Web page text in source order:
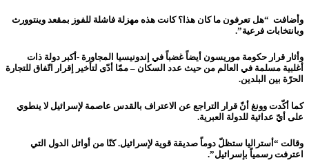
وأضافت “هل تعرفون ما كان هذا؟ كانت هذه مهزلة فاشلة للفوز بمقعد وينتوورث
وبانتخابات فرعية”.
وأثار قرار حكومة موريسون أيضاً غضباً في إندونيسيا المجاورة -أكبر دولة ذات
أغلبية مسلمة في العالم من حيث عدد السكان – ممّا أدّى لتأخير إقرار اتّفاق للتجارة
الحرّة بين البلدين.
كما أكّدت وونغ أنّ قرار التراجع عن الاعتراف بالقدس عاصمة لإسرائيل لا ينطوي
على أيّ عدائية للدولة العبرية.
وقالت “أستراليا ستظلّ دوماً صديقة قوية لإسرائيل. كنّا من أوائل الدول التي
اعترفت رسمياً بإسرائيل”.